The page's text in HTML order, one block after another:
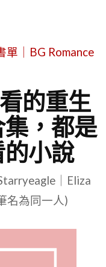
｜BG Romance
的重生
，都是
小說
｜Eliza
名為同一人)